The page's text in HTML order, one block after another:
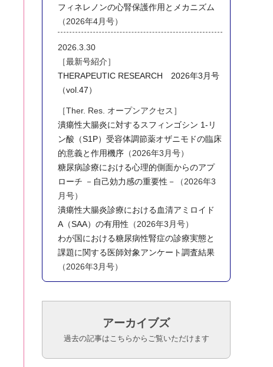
フィネレノンの心腎保護作用とメカニズム
（2026年4月号）
2026.3.30
［最新号紹介］
THERAPEUTIC RESEARCH 2026年3月号
（vol.47）
［Ther. Res. オープンアクセス］
潰瘍性大腸炎に対するスフィンゴシン 1-リ
ン酸（S1P）受容体調節薬オザニモドの臨床
的意義と作用機序（2026年3月号）
糖尿病診療における心理的側面からのアプ
ローチ －自己効力感の重要性－
（2026年3
月号）
潰瘍性大腸炎診療における血清アミロイド
A（SAA）の有用性 （2026年3月号）
わが国における糖尿病性腎症の診療実態と
課題に関する医師対象アンケート調査結果
（2026年3月号）
アーカイブズ
過去の記事はこちらからご覧いただけます